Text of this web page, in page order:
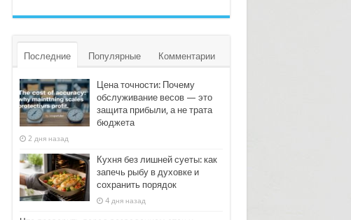
Последние Популярные Комментарии
Цена точности: Почему
обслуживание весов — это
защита прибыли, а не трата
бюджета
2 дня назад
Кухня без лишней суеты: как
запечь рыбу в духовке и
сохранить порядок
4 дня назад